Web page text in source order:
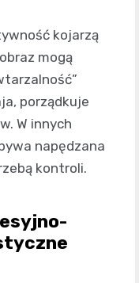
kojarzą
mogą
porządkuje
W innych
napędzana
kontroli.